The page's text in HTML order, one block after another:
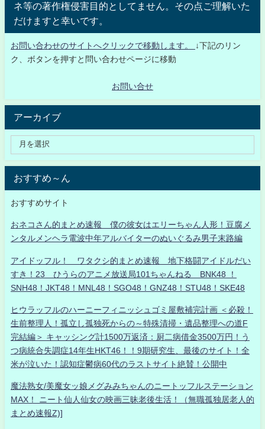
ネ等の著作権侵害目的としてません。その点ご理解いた
だけますと幸いです。
お問い合わせのサイトへクリックで移動します。
↓下記のリン
ク、ボタンを押すと問い合わせページに移動
お問い合せ
アーカイブ
おすすめ～ん
おすすめサイト
おネコさん的まとめ速報 僕の彼女はエリーちゃん人形！豆腐メ
ンタルメンヘラ電波中年アルバイターのぬいぐるみ男子末路編
アイドッフル！ ワタクシ的まとめ速報 地下格闘アイドルだい
すき！23 ひうらのアニメ放送局101ちゃんねる BNK48 ！
SNH48！JKT48！MNL48！SGO48！GNZ48！STU48！SKE48
ヒウラッフルのハーニーフィニッシュゴミ屋敷補完計画 ＜必殺！
生前整理人！孤立し孤独死からの～特殊清掃・遺品整理への道F
完結編＞ キャッシング計1500万返済：厨二病借金3500万円！う
つ病統合失調症14年生HKT46！！9期研究生、最後のサイト！全
米が泣いた！認知症鬱病60代のラストサイト絶賛！公開中
魔法熟女/美魔女ッ娘メグみみちゃんのニートッフルステーション
MAX！ ニート仙人仙女の映画三昧老後生活！（無職孤独居老人的
まとめ速報Z)]